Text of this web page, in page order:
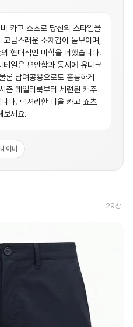
카고 쇼츠로 당신의 스타일을
급스러운 소재감이 돋보이며,
현대적인 미학을 더했습니다.
일은 편안함과 동시에 유니크
론 남여공용으로도 훌륭하게
즌 데일리룩부터 세련된 캐주
다. 럭셔리한 디올 카고 쇼츠
보세요.
네이비
29장